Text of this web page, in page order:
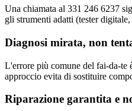
Una chiamata al 331 246 6237
gli strumenti adatti (tester
Diagnosi mirata, non
L'errore più comune del fai-da-te
approccio evita di sostituire
Riparazione garantita e